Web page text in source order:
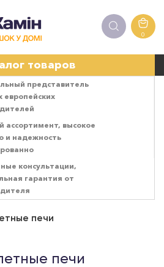
0
товаров
представитель
европейских
ассортимент, высокое
и надежность
консультации,
гарантия от
печи
печи